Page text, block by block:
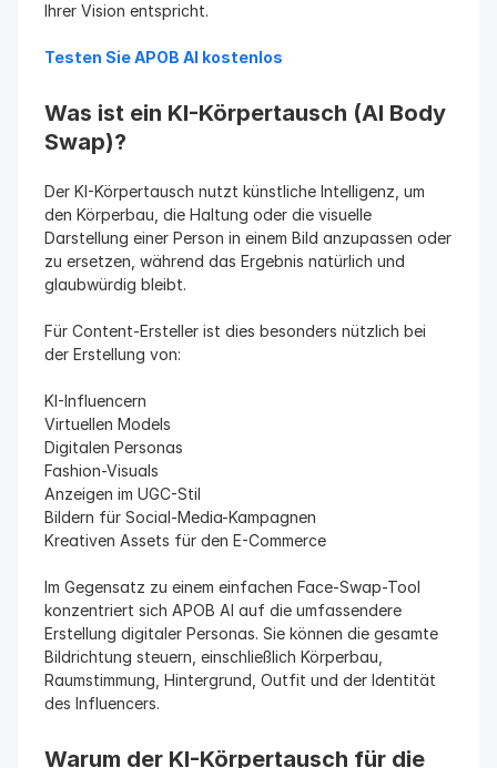
Ihrer Vision entspricht.
Testen Sie APOB AI kostenlos
Was ist ein KI-Körpertausch (AI Body
Swap)?
Der KI-Körpertausch nutzt künstliche Intelligenz, um
den Körperbau, die Haltung oder die visuelle
Darstellung einer Person in einem Bild anzupassen oder
zu ersetzen, während das Ergebnis natürlich und
glaubwürdig bleibt.
Für Content-Ersteller ist dies besonders nützlich bei
der Erstellung von:
KI-Influencern
Virtuellen Models
Digitalen Personas
Fashion-Visuals
Anzeigen im UGC-Stil
Bildern für Social-Media-Kampagnen
Kreativen Assets für den E-Commerce
Im Gegensatz zu einem einfachen Face-Swap-Tool
konzentriert sich APOB AI auf die umfassendere
Erstellung digitaler Personas. Sie können die gesamte
Bildrichtung steuern, einschließlich Körperbau,
Raumstimmung, Hintergrund, Outfit und der Identität
des Influencers.
Warum der KI-Körpertausch für die